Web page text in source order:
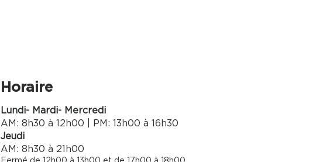
Horaire
Lundi- Mardi- Mercredi
AM: 8h30 à 12h00 | PM: 13h00 à 16h30​
Jeudi
AM: 8h30 à 21h00